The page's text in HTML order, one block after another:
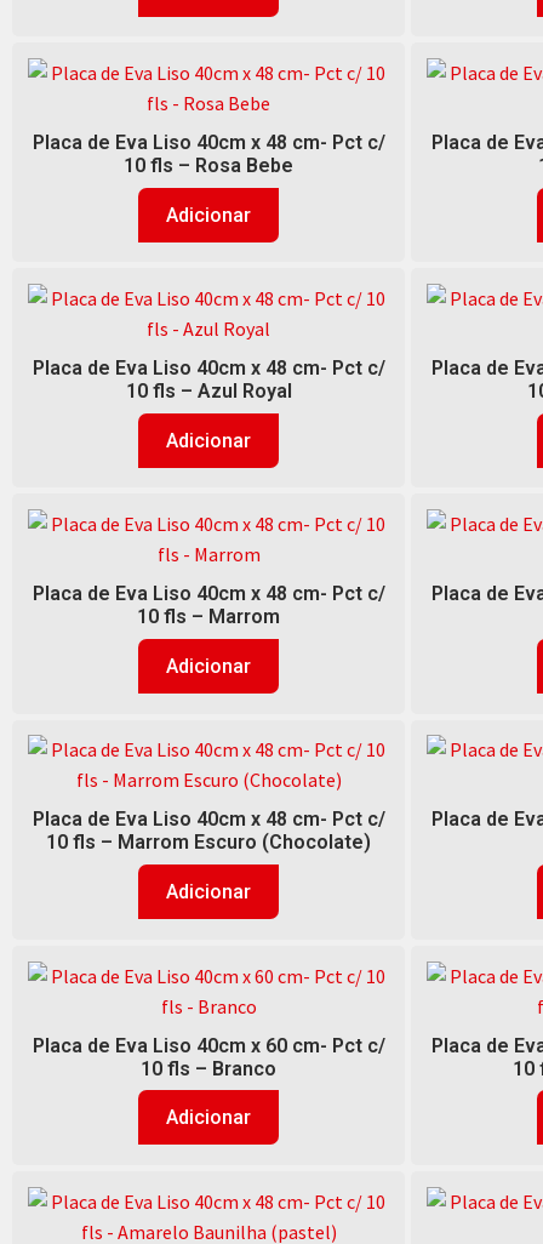
Placa de Eva Liso 40cm x 48 cm- Pct c/
10 fls – Rosa Bebe
Adicionar
Placa de
Placa de Eva Liso 40cm x 48 cm- Pct c/
10 fls – Azul Royal
Adicionar
Placa de
Placa de Eva Liso 40cm x 48 cm- Pct c/
10 fls – Marrom
Adicionar
Placa de
Placa de Eva Liso 40cm x 48 cm- Pct c/
10 fls – Marrom Escuro (Chocolate)
Adicionar
Placa de
Placa de Eva Liso 40cm x 60 cm- Pct c/
10 fls – Branco
Adicionar
Placa de
10